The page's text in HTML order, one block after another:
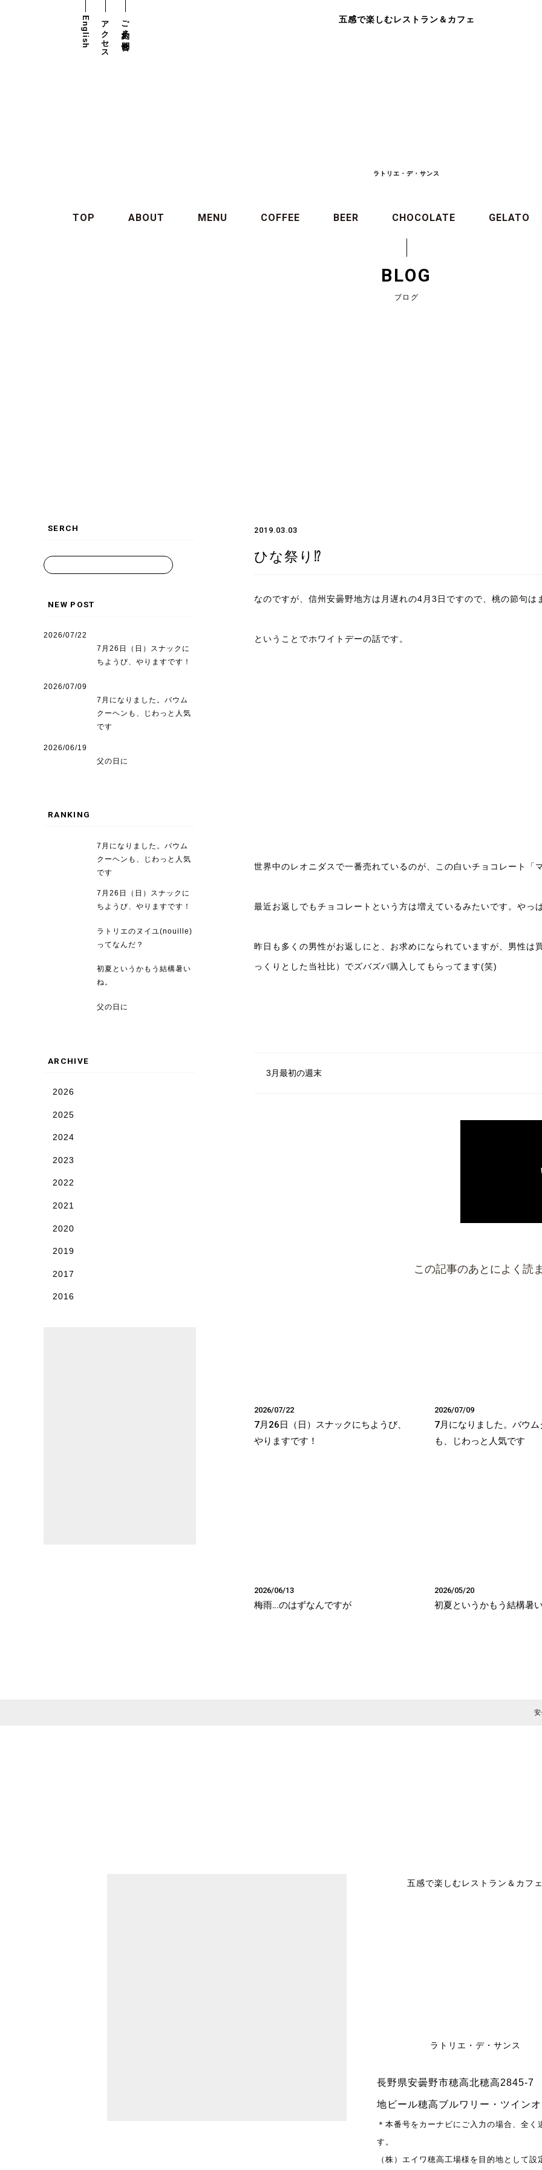
五感で楽しむレストラン＆カフェ
ラトリエ・デ・サンス
TOP ABOUT MENU COFFEE BEER CHOCOLATE GELATO
ご予約・お問合せ
アクセス
English
BLOG
ブログ
2019.03.03
ひな祭り⁉
なのですが、信州安曇野地方は月遅れの4月3日ですので、桃の節句は
ということでホワイトデーの話です。
世界中のレオニダスで一番売れているのが、この白いチョコレート「
最近お返しでもチョコレートという方は増えているみたいです。やっ
昨日も多くの男性がお返しにと、お求めになられていますが、男性は
っくりとした当社比）でズバズバ購入してもらってます(笑)
3月最初の週末
この記事のあとによく読
2026/07/22
7月26日（日）スナックにちようび、
やりますです！
2026/07/09
7月になりました。バウム
も、じわっと人気です
2026/06/13
梅雨…のはずなんですが
2026/05/20
初夏というかもう結構暑い
SERCH
NEW POST
2026/07/22
7月26日（日）スナックに
ちようび、やりますです！
2026/07/09
7月になりました。バウム
クーヘンも、じわっと人気
です
2026/06/19
父の日に
RANKING
7月になりました。バウム
クーヘンも、じわっと人気
です
7月26日（日）スナックに
ちようび、やりますです！
ラトリエのヌイユ(nouille)
ってなんだ？
初夏というかもう結構暑い
ね。
父の日に
ARCHIVE
2026
2025
2024
2023
2022
2021
2020
2019
2017
2016
五感で楽しむレストラン＆カフェ
ラトリエ・デ・サンス
長野県安曇野市穂高北穂高2845-7
地ビール穂高ブルワリー・ツイン
＊本番号をカーナビにご入力の場合、全
す。
（株）エイワ穂高工場様を目的地として設